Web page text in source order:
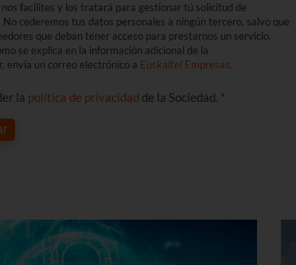
facilites y los tratará para gestionar tú solicitud de
cederemos tus datos personales a ningún tercero, salvo que
que deban tener acceso para prestarnos un servicio.
se explica en la información adicional de la
envía un correo electrónico a Euskaltel Empresas.
la política de privacidad de la Sociedad. *